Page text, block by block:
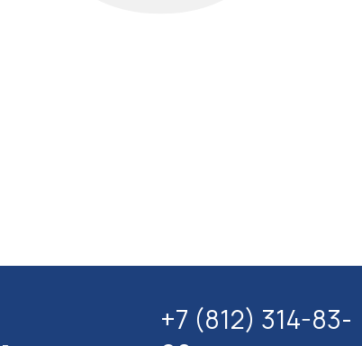
+7 (812) 314-83-